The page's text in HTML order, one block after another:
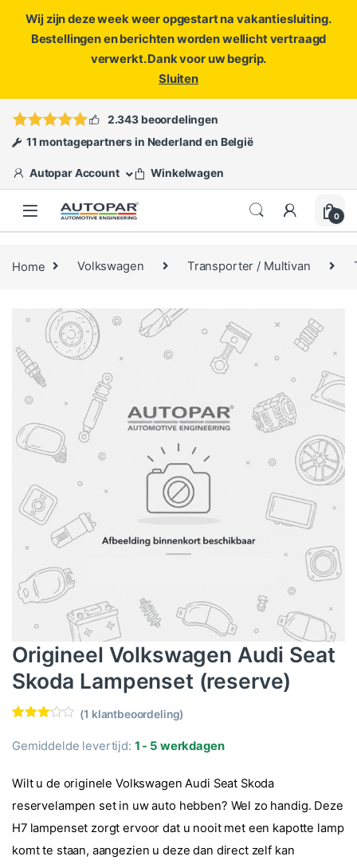
Wij zijn deze week weer opgestart na vakantiesluiting.
Bestellingen en berichten worden wellicht vertraagd
verwerkt. Dank voor uw begrip.
Sluiten
ofopen een ticket
2.343 beoordelingen
11 montagepartners in Nederland en België
Autopar Account Winkelwagen
0
Home Volkswagen Transporter / Multivan
Origineel Volkswagen Audi Seat
Skoda Lampenset (reserve)
ring
3.00 op
eerd op
oordeli
(1 klantbeoordeling)
Gemiddelde levertijd: 1 - 5 werkdagen
Wilt u de originele Volkswagen Audi Seat Skoda
reservelampen set in uw auto hebben? Wel zo handig. Deze
H7 lampenset zorgt ervoor dat u nooit met een kapotte lamp
komt te staan, aangezien u deze dan direct zelf kan